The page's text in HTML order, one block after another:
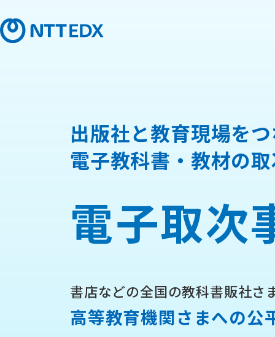
出版社と教育現場を
電子教科書・教材の
電子取次
書店などの全国の教科書販社さ
高等教育機関さまへの公